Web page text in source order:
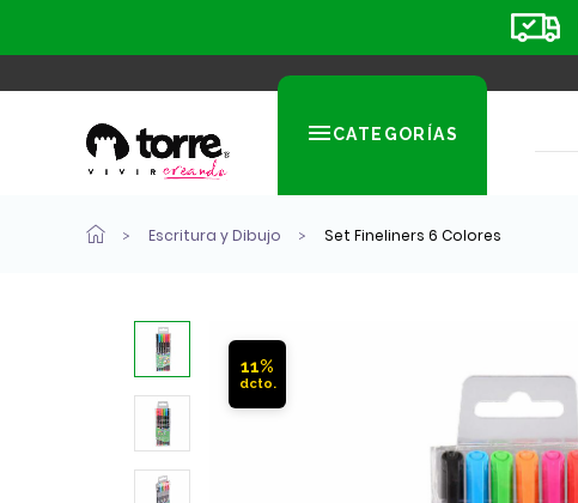
CATEGORÍAS
Escritura y Dibujo Set Fineliners 6 Colores
11%